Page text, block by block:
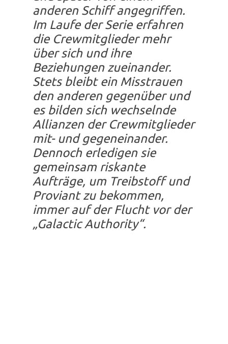
anderen Schiff angegriffen.
Im Laufe der Serie erfahren
die Crewmitglieder mehr
über sich und ihre
Beziehungen zueinander.
Stets bleibt ein Misstrauen
den anderen gegenüber und
es bilden sich wechselnde
Allianzen der Crewmitglieder
mit- und gegeneinander.
Dennoch erledigen sie
gemeinsam riskante
Aufträge, um Treibstoff und
Proviant zu bekommen,
immer auf der Flucht vor der
„Galactic Authority“.